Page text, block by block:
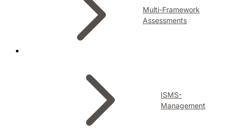
Multi-Framework
Assessments
ISMS-
Management